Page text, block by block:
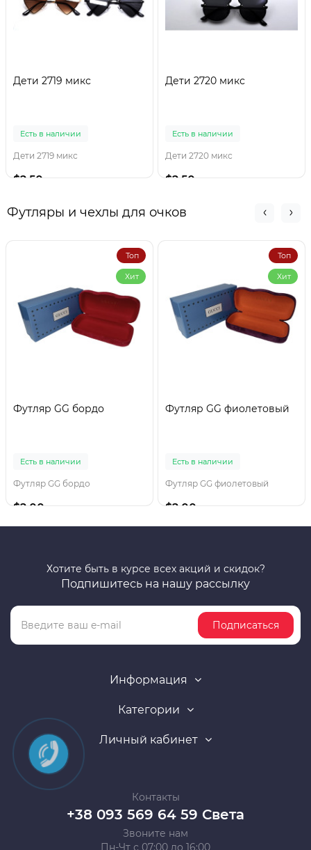
Дети 2719 микс
Есть в наличии
Дети 2719 микс
$2.50
Дети 2720 микс
Есть в наличии
Дети 2720 микс
$2.50
Футляры и чехлы для очков
Топ
Хит
Футляр GG бордо
Есть в наличии
Футляр GG бордо
$2.00
Топ
Хит
Футляр GG фиолетовый
Есть в наличии
Футляр GG фиолетовый
$2.00
Хотите быть в курсе всех акций и скидок?
Подпишитесь на нашу рассылку
Подписаться
Информация
Категории
Личный кабинет
Контакты
+38 093 569 64 59 Света
Звоните нам
Пн-Чт с 07:00 до 16:00